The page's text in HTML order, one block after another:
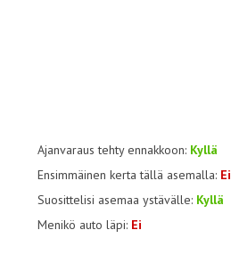
Ajanvaraus tehty ennakkoon: Kyllä
Ensimmäinen kerta tällä asemalla: Ei
Suosittelisi asemaa ystävälle: Kyllä
Menikö auto läpi: Ei